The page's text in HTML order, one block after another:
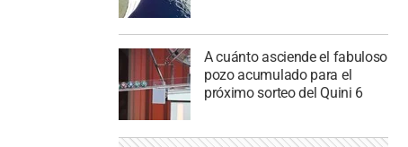
A cuánto asciende el fabuloso
pozo acumulado para el
próximo sorteo del Quini 6